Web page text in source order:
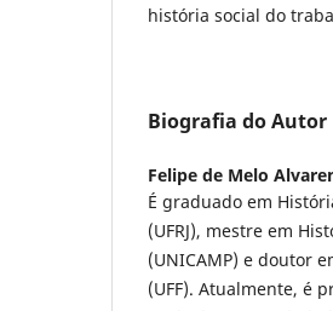
história social do
Biografia do Autor
Felipe de Melo
É graduado em
(UFRJ), mestre em
(UNICAMP) e doutor
(UFF). Atualmente, é